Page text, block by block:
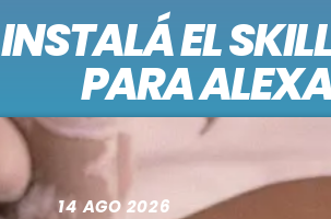
INSTALÁ EL
PARA
14 AGO 2026